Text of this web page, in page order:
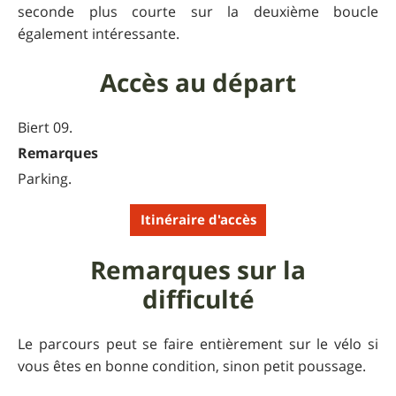
seconde plus courte sur la deuxième boucle
également intéressante.
Accès au départ
Biert 09.
Remarques
Parking.
Itinéraire d'accès
Remarques sur la
difficulté
Le parcours peut se faire entièrement sur le vélo si
vous êtes en bonne condition, sinon petit poussage.